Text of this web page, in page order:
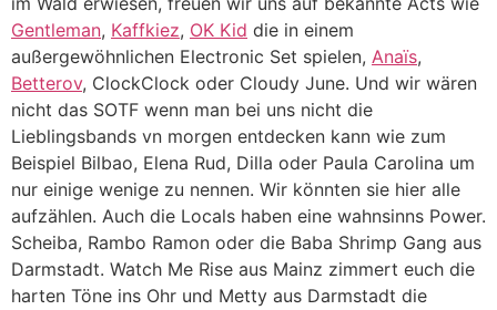
Gentleman, Kaffkiez, OK Kid die in einem
außergewöhnlichen Electronic Set spielen, Anaïs,
Betterov, ClockClock oder Cloudy June. Und wir wären
nicht das SOTF wenn man bei uns nicht die
Lieblingsbands vn morgen entdecken kann wie zum
Beispiel Bilbao, Elena Rud, Dilla oder Paula Carolina um
nur einige wenige zu nennen. Wir könnten sie hier alle
aufzählen. Auch die Locals haben eine wahnsinns Power.
Scheiba, Rambo Ramon oder die Baba Shrimp Gang aus
Darmstadt. Watch Me Rise aus Mainz zimmert euch die
harten Töne ins Ohr und Metty aus Darmstadt die